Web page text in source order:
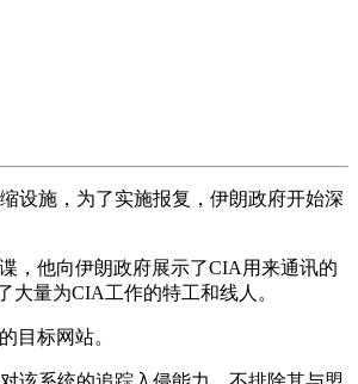
设施，为了实施报复，伊朗政府开始深
，他向伊朗政府展示了CIA用来通讯的
量为CIA工作的特工和线人。
目标网站。